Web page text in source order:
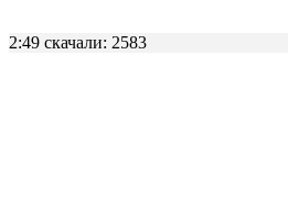
2:49 скачали: 2583